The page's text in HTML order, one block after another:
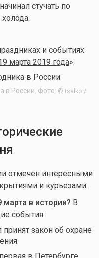
стучать по
и событиях
марта 2019 года».
в России. Фото: © tsalko /
отмечен интересными
и курьезами.
в истории? В
события:
закон об охране
в Петербурге